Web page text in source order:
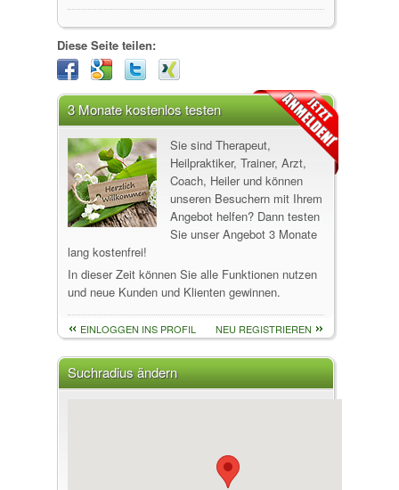
Diese Seite teilen:
3 Monate kostenlos testen
Sie sind Therapeut,
Heilpraktiker, Trainer, Arzt,
Coach, Heiler und können
unseren Besuchern mit Ihrem
Angebot helfen? Dann testen
Sie unser Angebot 3 Monate
lang kostenfrei!
In dieser Zeit können Sie alle Funktionen nutzen
und neue Kunden und Klienten gewinnen.
EINLOGGEN INS PROFIL NEU REGISTRIEREN
Suchradius ändern